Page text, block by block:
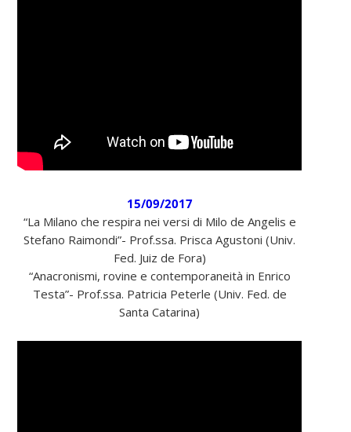
15/09/2017
“La Milano che respira nei versi di Milo de Angelis e
Stefano Raimondi”- Prof.ssa. Prisca Agustoni (Univ.
Fed. Juiz de Fora)
“Anacronismi, rovine e contemporaneità in Enrico
Testa”- Prof.ssa. Patricia Peterle (Univ. Fed. de
Santa Catarina)